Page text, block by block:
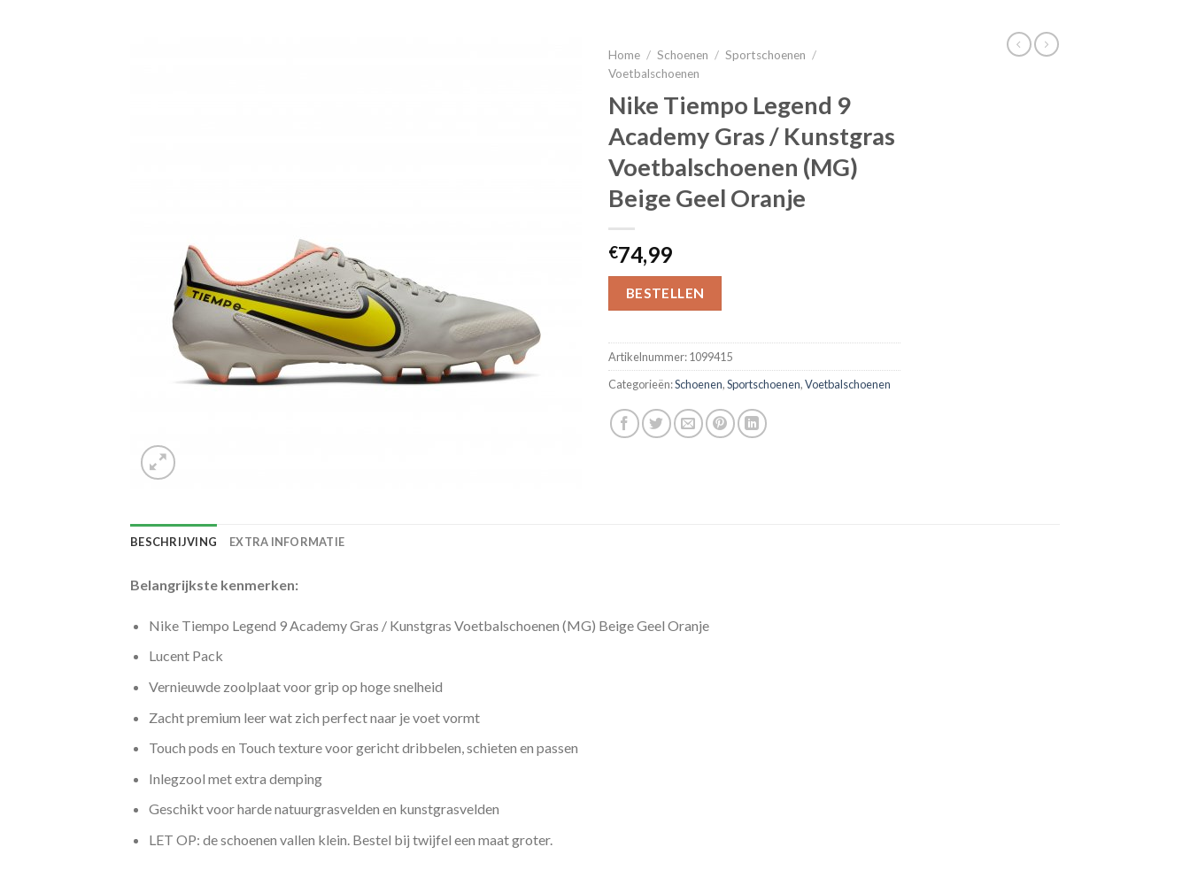
Home / Schoenen / Sportschoenen /
Voetbalschoenen
Nike Tiempo Legend 9
Academy Gras / Kunstgras
Voetbalschoenen (MG)
Beige Geel Oranje
€74,99
BESTELLEN
Artikelnummer:1099415
Categorieën:Schoenen,Sportschoenen,Voetbalschoenen
BESCHRIJVING EXTRA INFORMATIE
Belangrijkste kenmerken:
Nike Tiempo Legend 9 Academy Gras / Kunstgras Voetbalschoenen (MG) Beige Geel Oranje
Lucent Pack
Vernieuwde zoolplaat voor grip op hoge snelheid
Zacht premium leer wat zich perfect naar je voet vormt
Touch pods en Touch texture voor gericht dribbelen, schieten en passen
Inlegzool met extra demping
Geschikt voor harde natuurgrasvelden en kunstgrasvelden
LET OP: de schoenen vallen klein. Bestel bij twijfel een maat groter.